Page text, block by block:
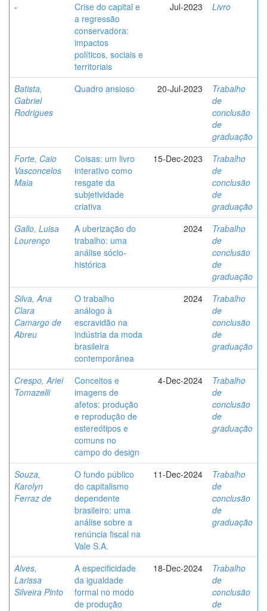
-
Crise do capital e
a regressão
conservadora:
impactos
políticos, sociais e
territoriais
Jul-2023 Livro
Batista,
Gabriel
Rodrigues
Quadro ansioso 20-Jul-2023
Trabalho
de
conclusão
de
graduação
Forte, Caio
Vasconcelos
Maia
Coisas: um livro
interativo como
resgate da
subjetividade
criativa
15-Dec-2023
Trabalho
de
conclusão
de
graduação
Gallo, Luisa
Lourenço
A uberização do
trabalho: uma
análise sócio-
histórica
2024
Trabalho
de
conclusão
de
graduação
Silva, Ana
Clara
Camargo de
Abreu
O trabalho
análogo à
escravidão na
indústria da moda
brasileira
contemporânea
2024
Trabalho
de
conclusão
de
graduação
Crespo, Ariel
Tomazelli
Conceitos e
imagens de
afetos: produção
e reprodução de
estereótipos e
comuns no
campo do design
4-Dec-2024
Trabalho
de
conclusão
de
graduação
Souza,
Karolyn
Ferraz de
O fundo público
do capitalismo
dependente
brasileiro: uma
análise sobre a
renúncia fiscal na
Vale S.A.
11-Dec-2024
Trabalho
de
conclusão
de
graduação
Alves,
Larissa
Silveira Pinto
A especificidade
da igualdade
formal no modo
de produção
18-Dec-2024
Trabalho
de
conclusão
de